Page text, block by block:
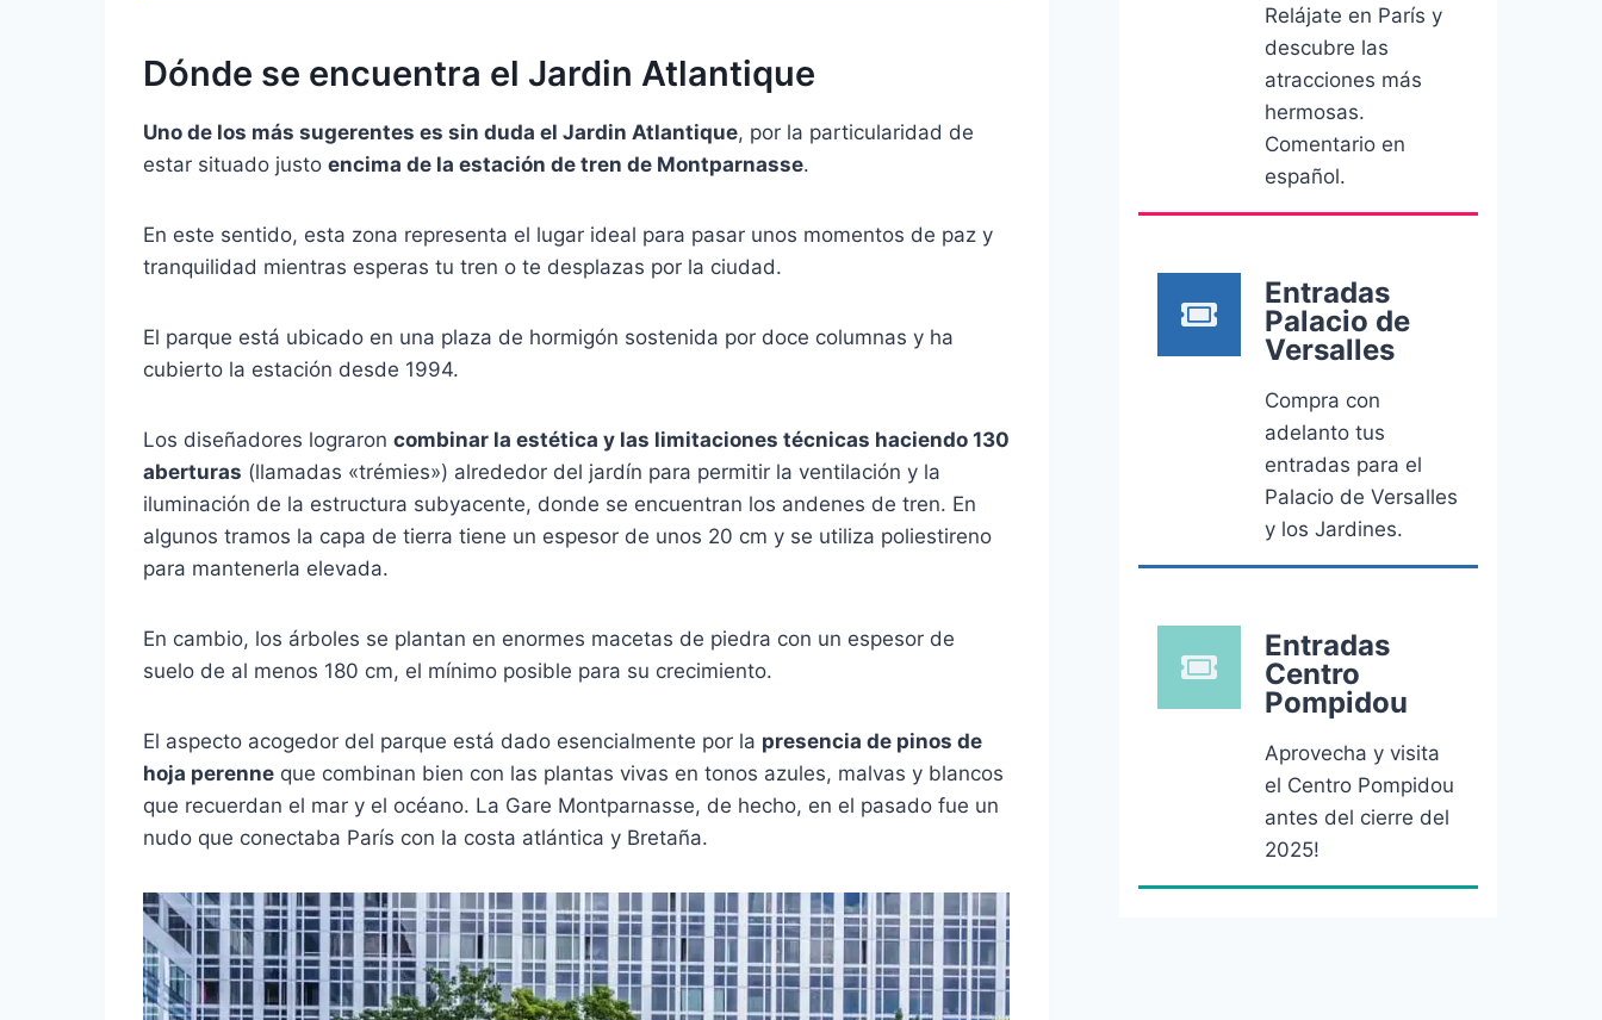
Dónde se encuentra el Jardin Atlantique
Uno de los más sugerentes es sin duda el Jardin Atlantique, por la particularidad de
estar situado justo encima de la estación de tren de Montparnasse.
En este sentido, esta zona representa el lugar ideal para pasar unos momentos de paz y
tranquilidad mientras esperas tu tren o te desplazas por la ciudad.
El parque está ubicado en una plaza de hormigón sostenida por doce columnas y ha
cubierto la estación desde 1994.
Los diseñadores lograron combinar la estética y las limitaciones técnicas haciendo 130
aberturas (llamadas «trémies») alrededor del jardín para permitir la ventilación y la
iluminación de la estructura subyacente, donde se encuentran los andenes de tren. En
algunos tramos la capa de tierra tiene un espesor de unos 20 cm y se utiliza poliestireno
para mantenerla elevada.
En cambio, los árboles se plantan en enormes macetas de piedra con un espesor de
suelo de al menos 180 cm, el mínimo posible para su crecimiento.
El aspecto acogedor del parque está dado esencialmente por la presencia de pinos de
hoja perenne que combinan bien con las plantas vivas en tonos azules, malvas y blancos
que recuerdan el mar y el océano. La Gare Montparnasse, de hecho, en el pasado fue un
nudo que conectaba París con la costa atlántica y Bretaña.
Relájate en París y
descubre las
atracciones más
hermosas.
Comentario en
español.
Entradas
Palacio de
Versalles
Compra con
adelanto tus
entradas para el
Palacio de Versalles
y los Jardines.
Entradas
Centro
Pompidou
Aprovecha y visita
el Centro Pompidou
antes del cierre del
2025!